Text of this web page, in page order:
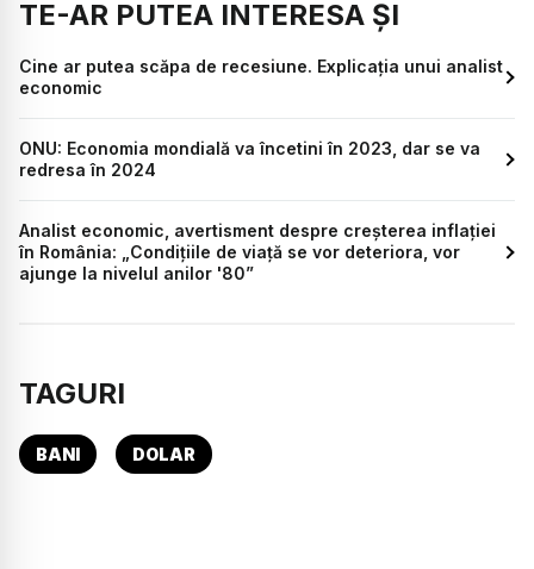
TE-AR PUTEA INTERESA ȘI
Cine ar putea scăpa de recesiune. Explicația unui analist
economic
ONU: Economia mondială va încetini în 2023, dar se va
redresa în 2024
Analist economic, avertisment despre creșterea inflației
în România: „Condițiile de viață se vor deteriora, vor
ajunge la nivelul anilor '80”
TAGURI
BANI DOLAR